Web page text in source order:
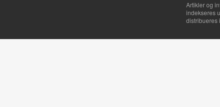
Artikler og
indekseres
distribueres